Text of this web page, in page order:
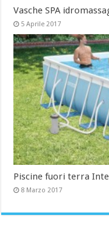
Vasche SPA
5 Aprile 2017
Piscine fuori terra
8 Marzo 2017